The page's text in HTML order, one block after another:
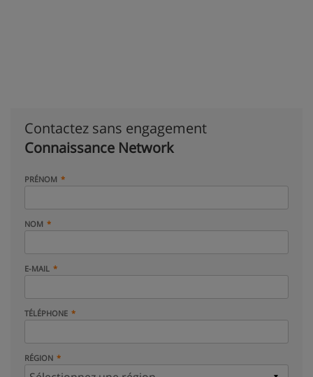
Contactez sans engagement
Connaissance Network
PRÉNOM
NOM
E-MAIL
TÉLÉPHONE
RÉGION